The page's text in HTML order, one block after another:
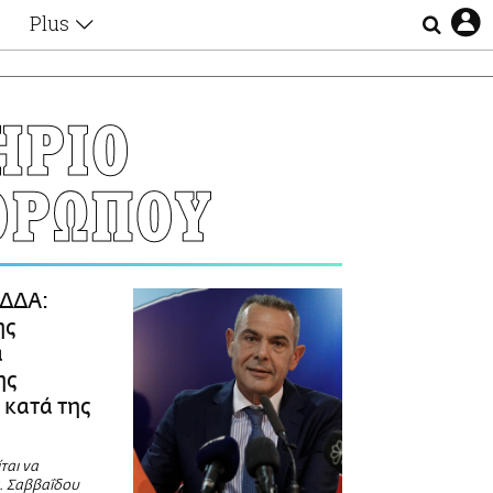
Plus
Αφιερώματα
Ζώδια
Εξομολογήσεις
Blogs
Οι Αθηναίοι
Απώλειες
Lgbtqi+
της
να
Σαββαΐδου